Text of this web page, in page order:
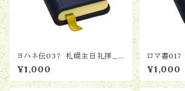
ヨハネ伝037 札幌主日礼拝_ヨ
ハネ伝12：37〜43「イエスを信じ
ない者たち」2026.06.28
¥1,000
ロマ書017
の愛、人
¥1,000